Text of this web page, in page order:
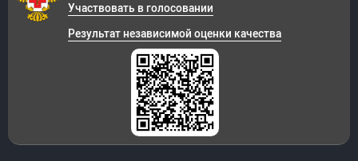
Участвовать в голосовании
Результат независимой оценки качества